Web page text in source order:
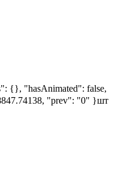
{}, "hasAnimated": false,
"prev": "0" }шт